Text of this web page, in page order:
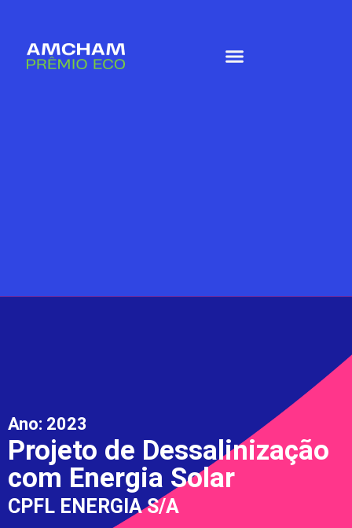
Ano: 2023
Projeto de Dessalinização
com Energia Solar
CPFL ENERGIA S/A